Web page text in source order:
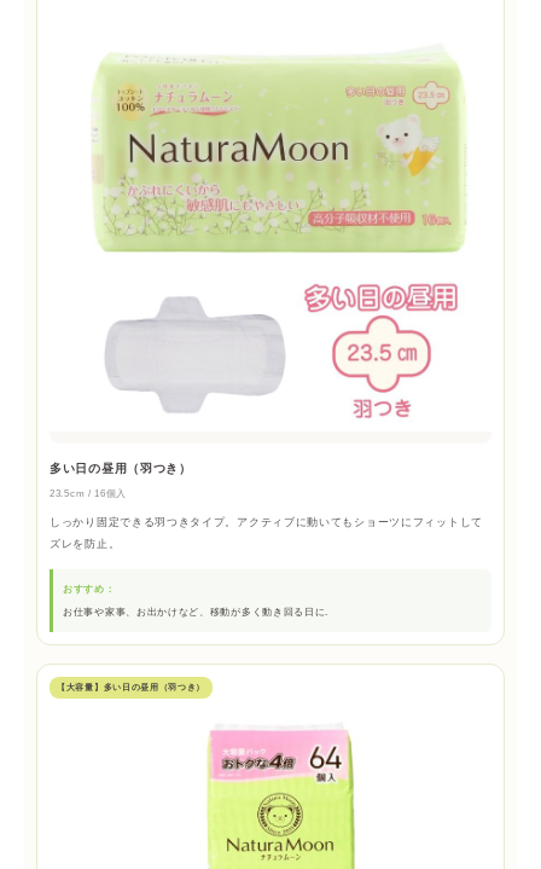
多い日の昼用（羽つき）
23.5cm / 16個入
しっかり固定できる羽つきタイプ。アクティブに動いてもショーツにフィットして
ズレを防止。
おすすめ：
お仕事や家事、お出かけなど、移動が多く動き回る日に.
【大容量】多い日の昼用（羽つき）